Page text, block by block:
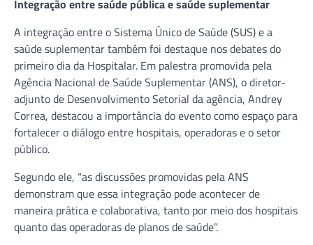
Integração entre saúde pública e saúde suplementar
A integração entre o Sistema Único de Saúde (SUS) e a
saúde suplementar também foi destaque nos debates do
primeiro dia da Hospitalar. Em palestra promovida pela
Agência Nacional de Saúde Suplementar (ANS), o diretor-
adjunto de Desenvolvimento Setorial da agência, Andrey
Correa, destacou a importância do evento como espaço para
fortalecer o diálogo entre hospitais, operadoras e o setor
público.
Segundo ele, “as discussões promovidas pela ANS
demonstram que essa integração pode acontecer de
maneira prática e colaborativa, tanto por meio dos hospitais
quanto das operadoras de planos de saúde”.